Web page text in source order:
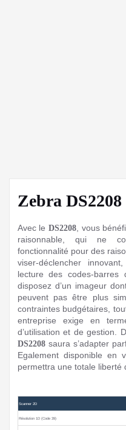
Zebra DS2208
Avec le DS2208, vous
raisonnable, qui ne
fonctionnalité pour des
viser-déclencher
lecture des codes-barres
disposez d’un imageur
peuvent pas être plus
contraintes budgétaires,
entreprise exige en
d’utilisation et de gestion.
DS2208saura s’adapter
Egalement disponible
permettra une totale liberté
Scanner 2D
Résolution 1D (Code 39)